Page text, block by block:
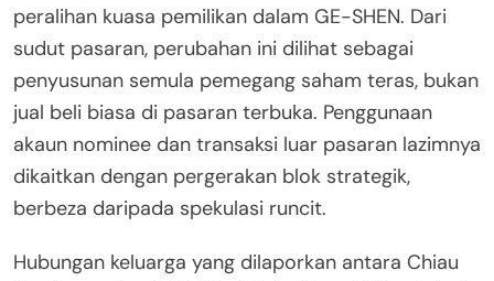
peralihan kuasa pemilikan dalam GE-SHEN. Dari
sudut pasaran, perubahan ini dilihat sebagai
penyusunan semula pemegang saham teras, bukan
jual beli biasa di pasaran terbuka. Penggunaan
akaun nominee dan transaksi luar pasaran lazimnya
dikaitkan dengan pergerakan blok strategik,
berbeza daripada spekulasi runcit.
Hubungan keluarga yang dilaporkan antara Chiau